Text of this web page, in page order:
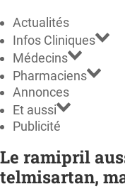
Actualités
Infos Cliniques
Médecins
Pharmaciens
Annonces
Et aussi
Publicité
Le ramipril
telmisartan,